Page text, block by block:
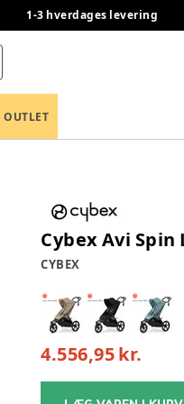
1-3 hverdages levering
OUTLET
Cybex Avi
CYBEX
4.556,95 kr.